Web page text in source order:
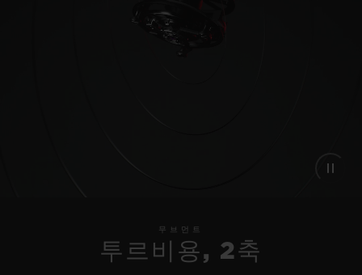
무브먼트
투르비용, 2축